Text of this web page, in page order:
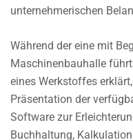
unternehmerischen
Während der eine mit
Maschinenbauhalle
eines Werkstoffes
Präsentation der
Software zur
Buchhaltung,